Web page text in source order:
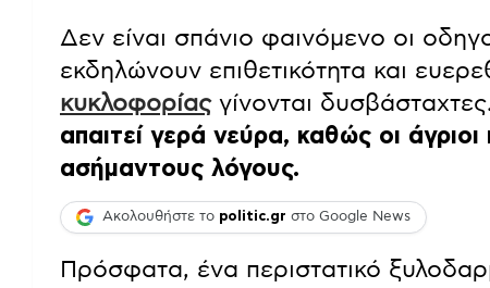
Δεν είναι σπάνιο φαινόμενο οι
εκδηλώνουν επιθετικότητα και
κυκλοφορίαςγίνονται δυσβάσταχτες.
απαιτεί γερά νεύρα, καθώς οι
ασήμαντους λόγους.
Ακολουθήστε το politic.gr στο Google News
Πρόσφατα, ένα περιστατικό